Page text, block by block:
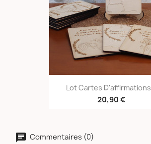
Lot Cartes
20,90 €
Commentaires (0)